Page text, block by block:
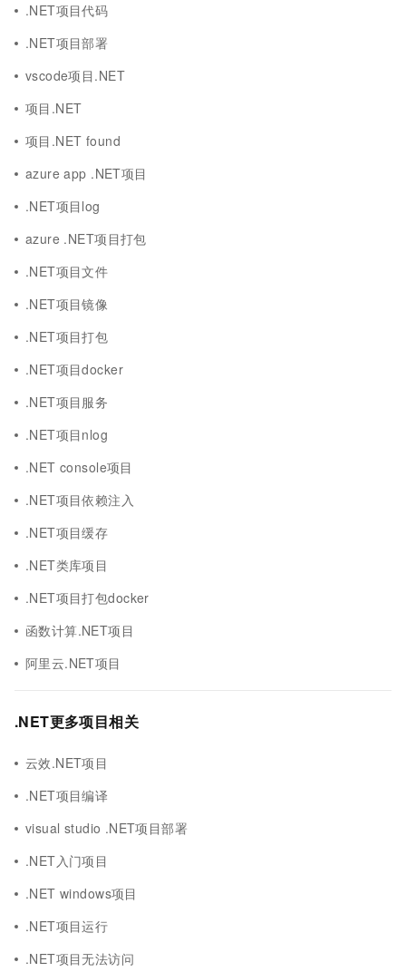
.NET项目代码
.NET项目部署
vscode项目.NET
项目.NET
项目.NET found
azure app .NET项目
.NET项目log
azure .NET项目打包
.NET项目文件
.NET项目镜像
.NET项目打包
.NET项目docker
.NET项目服务
.NET项目nlog
.NET console项目
.NET项目依赖注入
.NET项目缓存
.NET类库项目
.NET项目打包docker
函数计算.NET项目
阿里云.NET项目
.NET更多项目相关
云效.NET项目
.NET项目编译
visual studio .NET项目部署
.NET入门项目
.NET windows项目
.NET项目运行
.NET项目无法访问